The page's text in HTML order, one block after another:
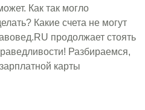
Как так могло
Какие счета не могут
продолжает стоять
Разбираемся,
карты